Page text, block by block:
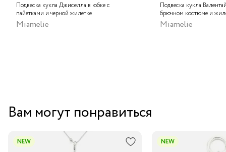
Москва
Аутлет "La Nature" в ТЦ "Елоховский пассаж", Москва
Подвеска кукла Джиселла в юбке с
пайетками и черной жилетке
Miamelie
Подвеска кукла
брючном костюме и
Miamelie
Вам могут понравиться
NEW NEW